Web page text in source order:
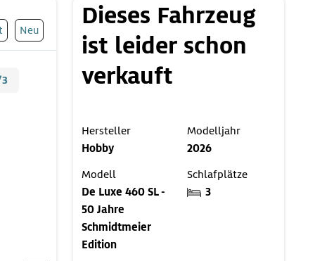
Neu
Dieses Fahrzeug
ist leider schon
verkauft
Hersteller
Hobby
Modelljahr
2026
Modell
De Luxe 460 SL -
50 Jahre
Schmidtmeier
Edition
Schlafplätze
3